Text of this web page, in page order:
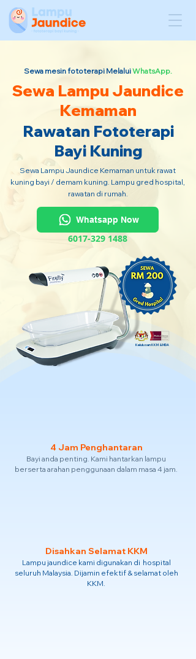
Sewa mesin fototerapi MelaluiWhatsApp.
Sewa Lampu Jaundice
Kemaman
Rawatan Fototerapi
Bayi Kuning
Sewa Lampu Jaundice Kemaman untuk rawat
kuning bayi / demam kuning. Lampu gred hospital,
rawatan di rumah.
Whatsapp Now
6017-329 1488
Kelulusan KKM & MDA
4 Jam Penghantaran
Bayi anda penting. Kami hantarkan lampu
berserta arahan penggunaan dalam masa 4 jam.
Disahkan Selamat KKM
Lampu jaundice kami digunakan di hospital
seluruh Malaysia. Dijamin efektif & selamat oleh
KKM.